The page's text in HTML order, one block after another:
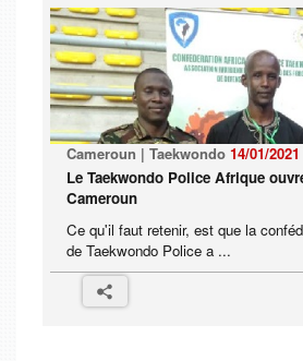
Cameroun | Taekwondo 14/01/2021
Le Taekwondo Police Afrique
Cameroun
Ce qu'il faut retenir, est que la
de Taekwondo Police a ...